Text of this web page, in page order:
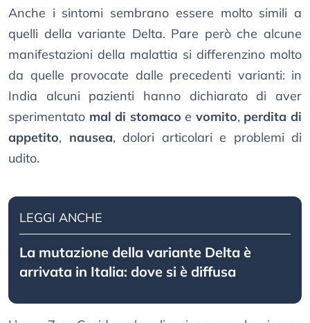
Anche i sintomi sembrano essere molto simili a
quelli della variante Delta. Pare però che alcune
manifestazioni della malattia si differenzino molto
da quelle provocate dalle precedenti varianti: in
India alcuni pazienti hanno dichiarato di aver
sperimentato mal di stomaco e vomito, perdita di
appetito, nausea, dolori articolari e problemi di
udito.
LEGGI ANCHE
La mutazione della variante Delta è
arrivata in Italia: dove si è diffusa